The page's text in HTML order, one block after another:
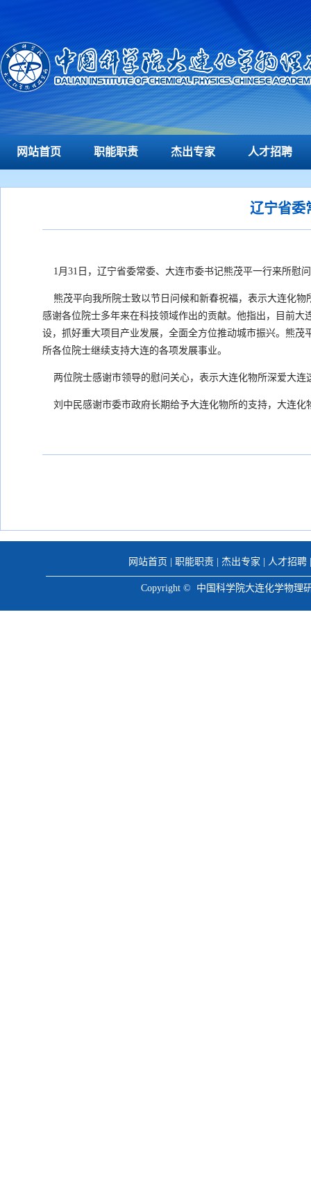
网站首页 职能职责 杰出专家 人才招聘
辽宁省委
1月31日，辽宁省委常委、大连市委书记熊茂平一行来所慰
熊茂平向我所院士致以节日问候和新春祝福，表示大连化物
感谢各位院士多年来在科技领域作出的贡献。他指出，目前大
设，抓好重大项目产业发展，全面全方位推动城市振兴。熊
所各位院士继续支持大连的各项发展事业。
两位院士感谢市领导的慰问关心，表示大连化物所深爱大连
刘中民感谢市委市政府长期给予大连化物所的支持，大连化
网站首页 职能职责| 杰出专家 人才招聘
Copyright © 中国科学院大连化学物